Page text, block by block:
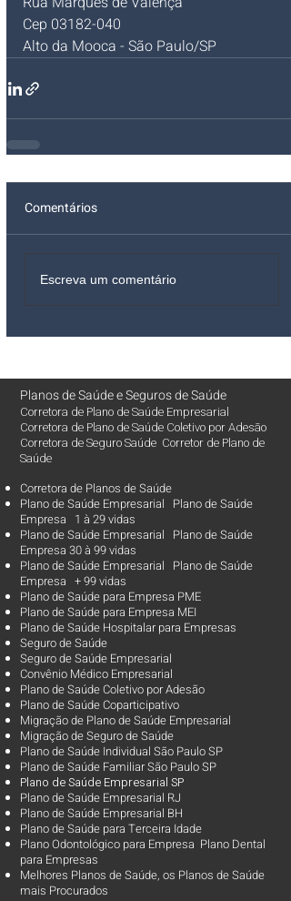
Cep 03182-040
Alto da Mooca - São Paulo/SP
Comentários
Escreva um comentário
Planos de SaúdeeSeguros de Saúde
Corretora de Plano de Saúde Empresarial
Corretora de Plano de Saúde Coletivo por Adesão
Corretora de Seguro Saúde Corretor de Plano de
Saúde
Corretora de Planos de Saúde
Plano de Saúde Empresarial Plano de Saúde
Empresa 1 à 29 vidas
Plano de Saúde Empresarial Plano de Saúde
Empresa 30 à 99 vidas ​
Plano de Saúde Empresarial Plano de Saúde
Empresa + 99 vidas
Plano de Saúde para Empresa PME
Plano de Saúde para Empresa MEI
Plano de Saúde Hospitalar para Empresas
Seguro de Saúde
Seguro de Saúde Empresarial
Convênio Médico Empresarial
Plano de Saúde Coletivo por Adesão
Plano de Saúde Coparticipativo
Migração de Plano de Saúde Empresarial
Migração de Seguro de Saúde
Plano de Saúde Individual São Paulo SP
Plano de Saúde Familiar São Paulo SP
Plano de Saúde Empresarial SP
Plano de Saúde Empresarial RJ
Plano de Saúde Empresarial BH
Plano de Saúde para Terceira Idade
Plano Odontológico para Empresa Plano Dental
para Empresas
Melhores Planos de Saúde, os Planos de Saúde
mais Procurados​